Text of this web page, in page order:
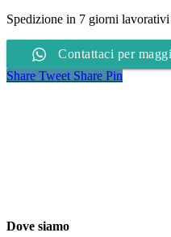
Spedizione in 7 giorni lavorativi
Contattaci per
Share Tweet Share Pin
Dove siamo